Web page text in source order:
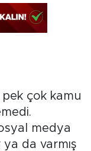
pek çok kamu
medya
da varmış